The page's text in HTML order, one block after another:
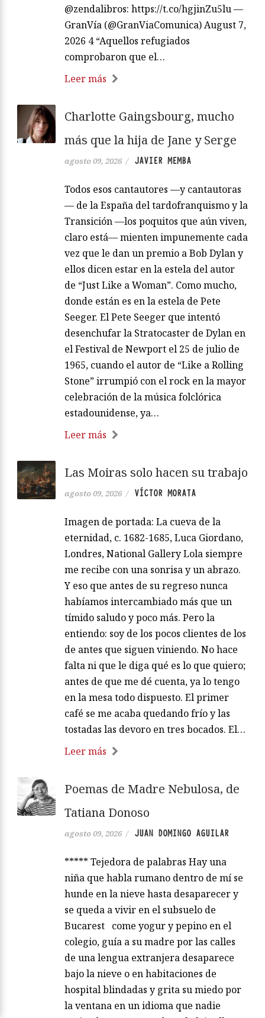
@zendalibros: https://t.co/hgjinZu5lu —
GranVía (@GranViaComunica) August 7,
2026 4 “Aquellos refugiados
comprobaron que el…
Leer más
Charlotte Gaingsbourg, mucho
más que la hija de Jane y Serge
agosto 09, 2026 / JAVIER MEMBA
Todos esos cantautores —y cantautoras
— de la España del tardofranquismo y la
Transición —los poquitos que aún viven,
claro está— mienten impunemente cada
vez que le dan un premio a Bob Dylan y
ellos dicen estar en la estela del autor
de “Just Like a Woman”. Como mucho,
donde están es en la estela de Pete
Seeger. El Pete Seeger que intentó
desenchufar la Stratocaster de Dylan en
el Festival de Newport el 25 de julio de
1965, cuando el autor de “Like a Rolling
Stone” irrumpió con el rock en la mayor
celebración de la música folclórica
estadounidense, ya…
Leer más
Las Moiras solo hacen su trabajo
agosto 09, 2026 / VÍCTOR MORATA
Imagen de portada: La cueva de la
eternidad, c. 1682-1685, Luca Giordano,
Londres, National Gallery Lola siempre
me recibe con una sonrisa y un abrazo.
Y eso que antes de su regreso nunca
habíamos intercambiado más que un
tímido saludo y poco más. Pero la
entiendo: soy de los pocos clientes de los
de antes que siguen viniendo. No hace
falta ni que le diga qué es lo que quiero;
antes de que me dé cuenta, ya lo tengo
en la mesa todo dispuesto. El primer
café se me acaba quedando frío y las
tostadas las devoro en tres bocados. El…
Leer más
Poemas de Madre Nebulosa, de
Tatiana Donoso
agosto 09, 2026 / JUAN DOMINGO AGUILAR
***** Tejedora de palabras Hay una
niña que habla rumano dentro de mí se
hunde en la nieve hasta desaparecer y
se queda a vivir en el subsuelo de
Bucarest come yogur y pepino en el
colegio, guía a su madre por las calles
de una lengua extranjera desaparece
bajo la nieve o en habitaciones de
hospital blindadas y grita su miedo por
la ventana en un idioma que nadie